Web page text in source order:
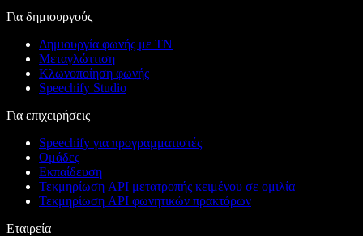
Για δημιουργούς
Δημιουργία φωνής με ΤΝ
Μεταγλώττιση
Κλωνοποίηση φωνής
Speechify Studio
Για επιχειρήσεις
Speechify για προγραμματιστές
Ομάδες
Εκπαίδευση
Τεκμηρίωση API μετατροπής κειμένου σε ομιλία
Τεκμηρίωση API φωνητικών πρακτόρων
Εταιρεία